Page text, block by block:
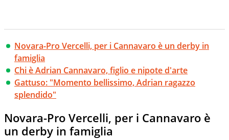
Novara-Pro Vercelli, per i Cannavaro è un derby in
famiglia
Chi è Adrian Cannavaro, figlio e nipote d'arte
Gattuso: "Momento bellissimo, Adrian ragazzo
splendido"
Novara-Pro Vercelli, per i Cannavaro è
un derby in famiglia